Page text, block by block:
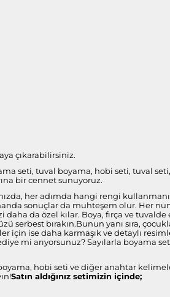
çıkarabilirsiniz.
seti, tuval boyama, hobi seti, tuval
bir cennet sunuyoruz.
her adımda hangi rengi
sonuçlar da muhteşem olur. Her
da özel kılar. Boya, fırça ve tuvalde
serbest bırakın.Bunun yanı sıra,
için ise daha karmaşık ve detaylı
mi arıyorsunuz? Sayılarla boyama
hobi seti ve diğer anahtar
Satın aldığınız setimizin içinde;